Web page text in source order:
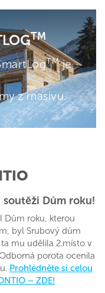
TM
TMje
z masivu.
soutěži Dům roku!
Dům roku, kterou
byl Srubový dům
mu udělila 2.místo v
porota ocenila
Prohlédněte si celou
– ZDE!